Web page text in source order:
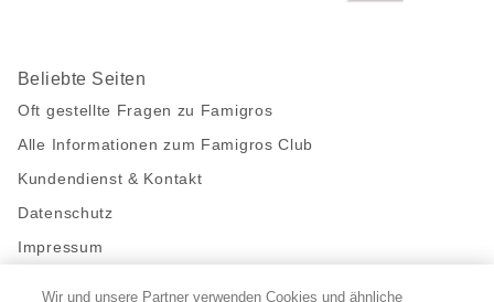
Beliebte Seiten
Oft gestellte Fragen zu Famigros
Alle Informationen zum Famigros Club
Kundendienst & Kontakt
Datenschutz
Impressum
Wir und unsere Partner verwenden Cookies und ähnliche